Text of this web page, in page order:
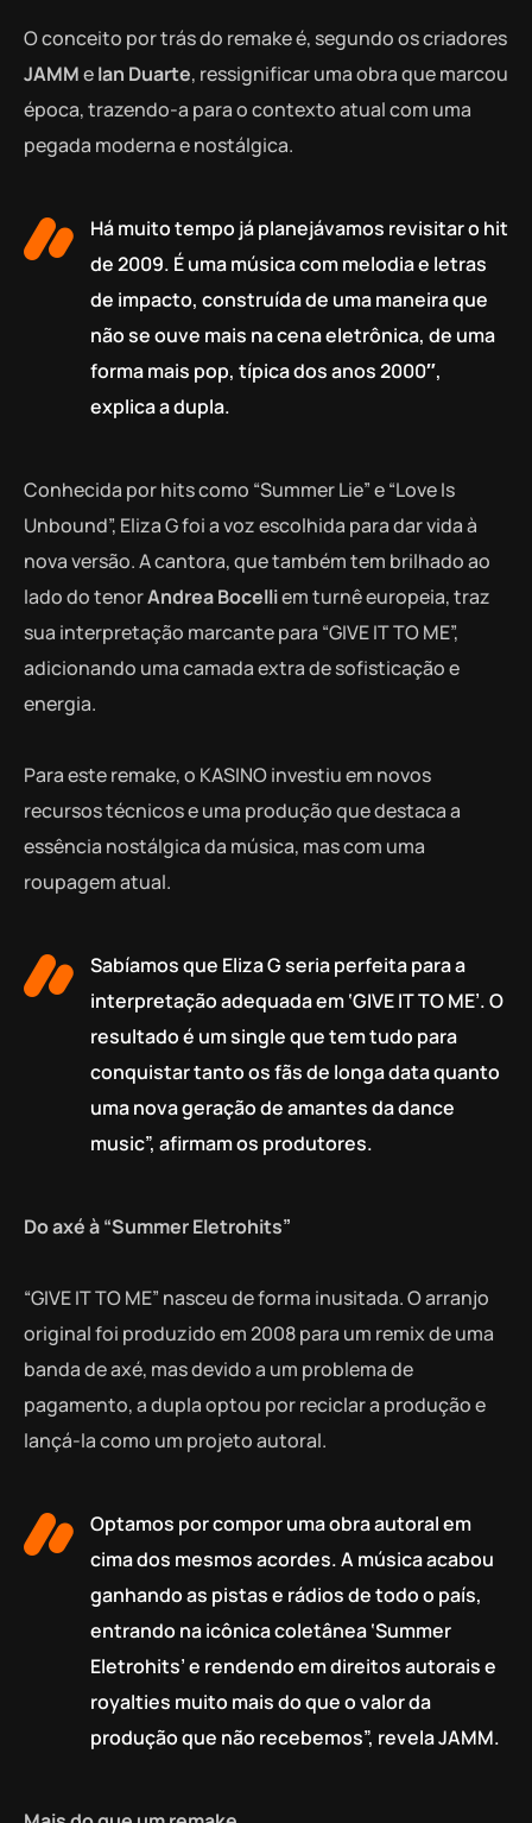
O conceito por trás do remake é, segundo os criadores
JAMMeIan Duarte, ressignificar uma obra que marcou
época, trazendo-a para o contexto atual com uma
pegada moderna e nostálgica.
Há muito tempo já planejávamos revisitar o hit
de 2009. É uma música com melodia e letras
de impacto, construída de uma maneira que
não se ouve mais na cena eletrônica, de uma
forma mais pop, típica dos anos 2000″,
explica a dupla.
Conhecida por hits como “Summer Lie” e “Love Is
Unbound”, Eliza G foi a voz escolhida para dar vida à
nova versão. A cantora, que também tem brilhado ao
lado do tenorAndrea Bocelliem turnê europeia, traz
sua interpretação marcante para “GIVE IT TO ME”,
adicionando uma camada extra de sofisticação e
energia.
Para este remake, o KASINO investiu em novos
recursos técnicos e uma produção que destaca a
essência nostálgica da música, mas com uma
roupagem atual.
Sabíamos que Eliza G seria perfeita para a
interpretação adequada em ‘GIVE IT TO ME’. O
resultado é um single que tem tudo para
conquistar tanto os fãs de longa data quanto
uma nova geração de amantes da dance
music”, afirmam os produtores.
Do axé à “Summer Eletrohits”
“GIVE IT TO ME” nasceu de forma inusitada. O arranjo
original foi produzido em 2008 para um remix de uma
banda de axé, mas devido a um problema de
pagamento, a dupla optou por reciclar a produção e
lançá-la como um projeto autoral.
Optamos por compor uma obra autoral em
cima dos mesmos acordes. A música acabou
ganhando as pistas e rádios de todo o país,
entrando na icônica coletânea ‘Summer
Eletrohits’ e rendendo em direitos autorais e
royalties muito mais do que o valor da
produção que não recebemos”, revela JAMM.